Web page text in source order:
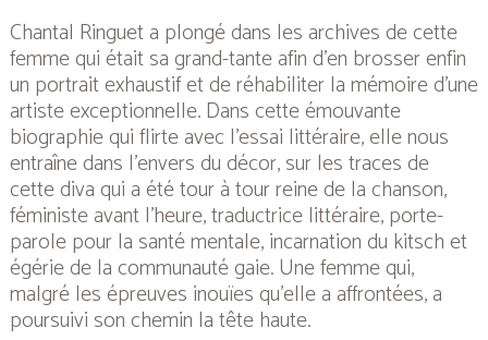
Chantal Ringuet a plongé dans les archives de cette
femme qui était sa grand-tante afin d’en brosser enfin
un portrait exhaustif et de réhabiliter la mémoire d’une
artiste exceptionnelle. Dans cette émouvante
biographie qui flirte avec l’essai littéraire, elle nous
entraîne dans l’envers du décor, sur les traces de
cette diva qui a été tour à tour reine de la chanson,
féministe avant l’heure, traductrice littéraire, porte-
parole pour la santé mentale, incarnation du kitsch et
égérie de la communauté gaie. Une femme qui,
malgré les épreuves inouïes qu’elle a affrontées, a
poursuivi son chemin la tête haute.